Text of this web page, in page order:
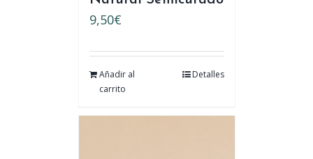
9,50€
Añadir al
carrito
Detalles